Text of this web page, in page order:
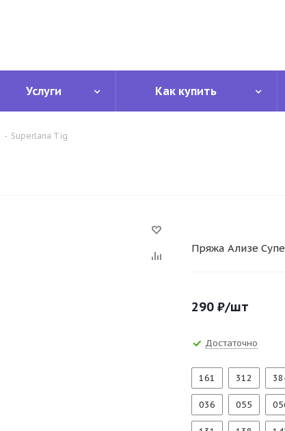
Услуги Как купить
- Superlana Tig
Пряжа Ализе
290 ₽/шт
Достаточно
161 312
036 055